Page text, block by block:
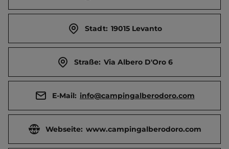
Stadt: 19015 Levanto
Straße: Via Albero D'Oro 6
E-Mail: info@campingalberodoro.com
Webseite: www.campingalberodoro.com